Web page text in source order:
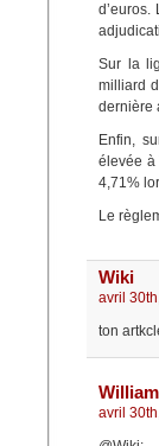
Sur la
milliard
dernière
Enfin,
élevée à
4,71%
Le
Wiki
avril
ton
William
avril